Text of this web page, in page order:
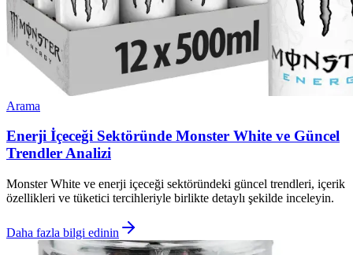
Arama
Enerji İçeceği Sektöründe Monster White ve Güncel
Trendler Analizi
Monster White ve enerji içeceği sektöründeki güncel trendleri, içerik
özellikleri ve tüketici tercihleriyle birlikte detaylı şekilde inceleyin.
Daha fazla bilgi edinin